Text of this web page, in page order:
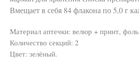
Вмещает в себя 84 флакона по 5,0 г
Материал аптечки: велюр + принт,
Количество секций: 2
Цвет: зелёный.